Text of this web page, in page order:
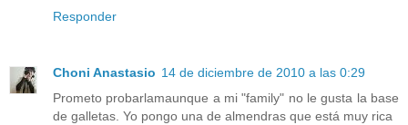
Responder
Choni Anastasio 14 de diciembre de 2010 a las 0:29
Prometo probarlamaunque a mi "family" no le gusta la base
de galletas. Yo pongo una de almendras que está muy rica